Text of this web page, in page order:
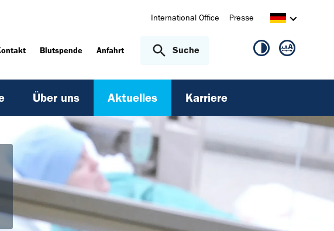
International Office Presse
Blutspende Anfahrt Suche
Über uns Aktuelles Karriere